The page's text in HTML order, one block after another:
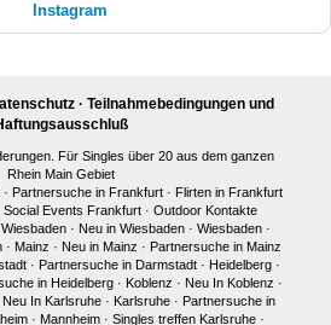
Instagram
· Teilnahmebedingungen und
Für Singles über 20 aus dem ganzen
Rhein Main Gebiet
· Partnersuche in Frankfurt · Flirten in Frankfurt
Social Events Frankfurt · Outdoor Kontakte
· Neu in Wiesbaden· Wiesbaden·
· Mainz · Neu in Mainz · Partnersuche in Mainz
· Partnersuche in Darmstadt· Heidelberg·
in Heidelberg · Koblenz · Neu In Koblenz ·
Neu In Karlsruhe· Karlsruhe· Partnersuche in
· Mannheim· Singles treffen Karlsruhe·